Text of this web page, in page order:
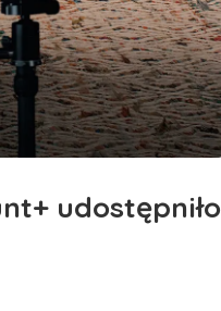
udostępniło